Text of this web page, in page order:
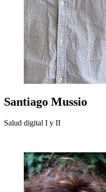
Santiago Mussio
Salud digital I y II